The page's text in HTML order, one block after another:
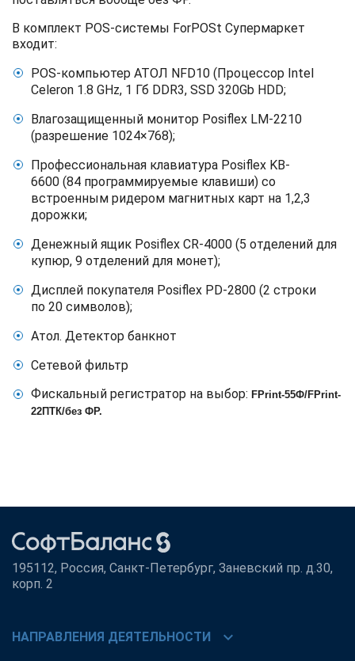
В комплект POS-системы ForPOSt Супермаркет
входит:
POS-компьютер АТОЛ NFD10 (Процессор Intel
Celeron 1.8 GHz, 1 Гб DDR3, SSD 320Gb HDD;
Влагозащищенный монитор Posiflex LM-2210
(разрешение 1024×768);
Профессиональная клавиатура Posiflex KB-
6600 (84 программируемые клавиши) со
встроенным ридером магнитных карт на 1,2,3
дорожки;
Денежный ящик Posiflex CR-4000 (5 отделений для
купюр, 9 отделений для монет);
Дисплей покупателя Posiflex PD-2800 (2 строки
по 20 символов);
Атол. Детектор банкнот
Сетевой фильтр
Фискальный регистратор на выбор: FPrint-55Ф/FPrint-
22ПТК/без ФР.
195112, Россия, Санкт-Петербург, Заневский пр. д.30,
корп. 2
НАПРАВЛЕНИЯ ДЕЯТЕЛЬНОСТИ chevron_right